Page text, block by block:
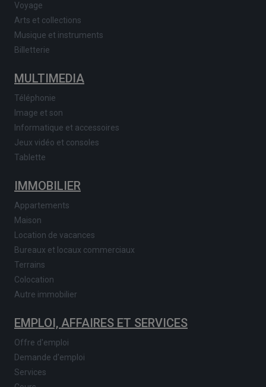
Voyage
Arts et collections
Musique et instruments
Billetterie
MULTIMEDIA
Téléphonie
Image et son
Informatique et accessoires
Jeux vidéo et consoles
Tablette
IMMOBILIER
Appartements
Maison
Location de vacances
Bureaux et locaux commerciaux
Terrains
Colocation
Autre immobilier
EMPLOI, AFFAIRES ET SERVICES
Offre d'emploi
Demande d'emploi
Services